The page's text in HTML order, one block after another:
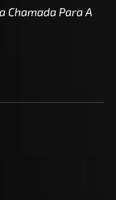
Chamada Para A